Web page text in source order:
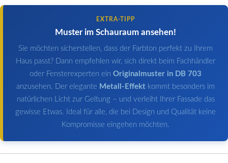
EXTRA-TIPP
Muster im Schauraum ansehen!
Sie möchten sicherstellen, dass der Farbton perfekt zu Ihrem
Haus passt? Dann empfehlen wir, sich direkt beim Fachhändler
oder Fensterexperten ein Originalmuster in DB 703
anzusehen. Der elegante Metall-Effekt kommt besonders im
natürlichen Licht zur Geltung – und verleiht Ihrer Fassade das
gewisse Etwas. Ideal für alle, die bei Design und Qualität keine
Kompromisse eingehen möchten.